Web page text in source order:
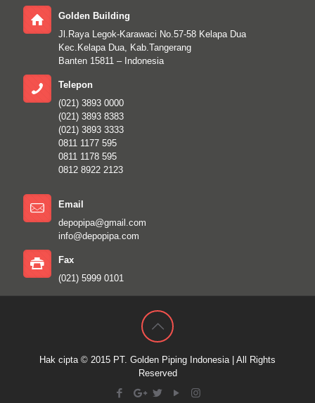
Golden Building
Jl.Raya Legok-Karawaci No.57-58 Kelapa Dua
Kec.Kelapa Dua, Kab.Tangerang
Banten 15811 – Indonesia
Telepon
(021) 3893 0000
(021) 3893 8383
(021) 3893 3333
0811 1177 595
0811 1178 595
0812 8922 2123
Email
depopipa@gmail.com
info@depopipa.com
Fax
(021) 5999 0101
Hak cipta © 2015 PT. Golden Piping Indonesia| All Rights
Reserved